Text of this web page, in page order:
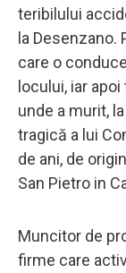
teribilului
la Desenzano.
care o
locului, iar
unde a murit,
tragică a lui
de ani, de
San Pietro in
Muncitor de
firme care